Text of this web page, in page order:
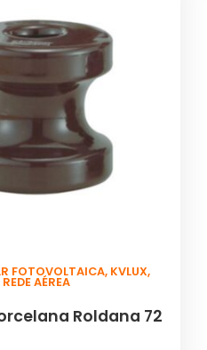
FOTOVOLTAICA, KVLUX,
REDE AÉREA
Roldana 72